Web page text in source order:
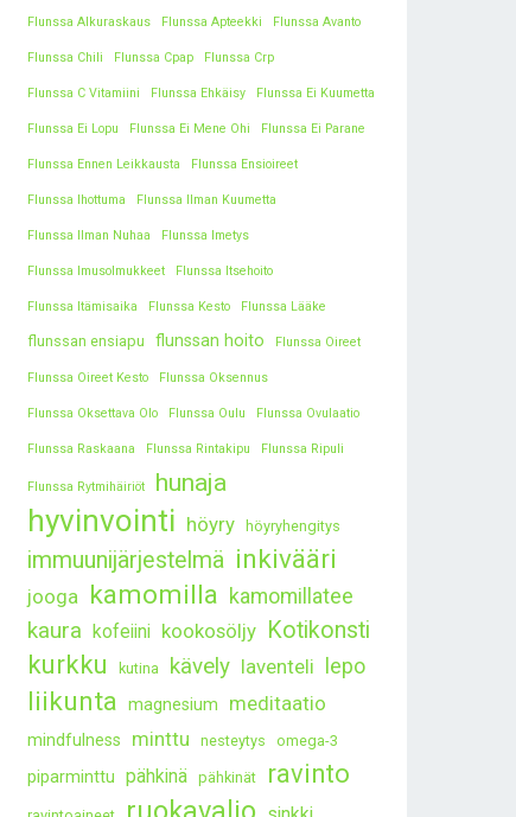
Flunssa Alkuraskaus Flunssa Apteekki Flunssa Avanto
Flunssa Chili Flunssa Cpap Flunssa Crp
Flunssa C Vitamiini Flunssa Ehkäisy Flunssa Ei Kuumetta
Flunssa Ei Lopu Flunssa Ei Mene Ohi Flunssa Ei Parane
Flunssa Ennen Leikkausta Flunssa Ensioireet
Flunssa Ihottuma Flunssa Ilman Kuumetta
Flunssa Ilman Nuhaa Flunssa Imetys
Flunssa Imusolmukkeet Flunssa Itsehoito
Flunssa Itämisaika Flunssa Kesto Flunssa Lääke
flunssan ensiapu flunssan hoito Flunssa Oireet
Flunssa Oireet Kesto Flunssa Oksennus
Flunssa Oksettava Olo Flunssa Oulu Flunssa Ovulaatio
Flunssa Raskaana Flunssa Rintakipu Flunssa Ripuli
Flunssa Rytmihäiriöt hunaja
hyvinvointi höyry höyryhengitys
immuunijärjestelmä inkivääri
jooga kamomilla kamomillatee
kaura kofeiini kookosöljy Kotikonsti
kurkku kutina kävely laventeli lepo
liikunta magnesium meditaatio
mindfulness minttu nesteytys omega-3
piparminttu pähkinä pähkinät ravinto